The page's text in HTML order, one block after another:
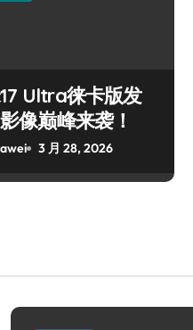
Ultra徕卡版发
像巅峰来袭！
3 月 28, 2026